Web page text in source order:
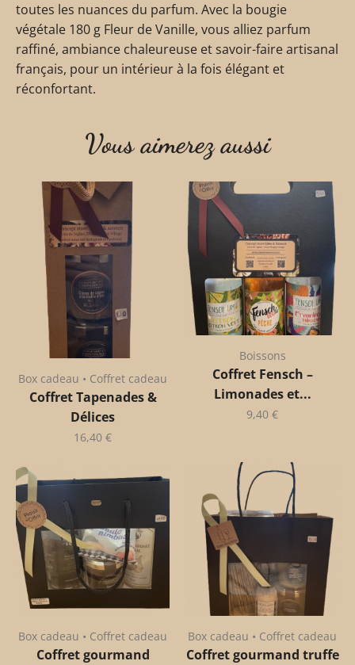
toutes les nuances du parfum. Avec la bougie
végétale 180 g Fleur de Vanille, vous alliez parfum
raffiné, ambiance chaleureuse et savoir-faire artisanal
français, pour un intérieur à la fois élégant et
réconfortant.
Vous aimerez aussi
Box cadeau • Coffret cadeau
Coffret Tapenades &
Délices
16,40 €
Boissons
Coffret Fensch –
Limonades et...
9,40 €
Box cadeau • Coffret cadeau
Coffret gourmand
Box cadeau • Coffret cadeau
Coffret gourmand truffe